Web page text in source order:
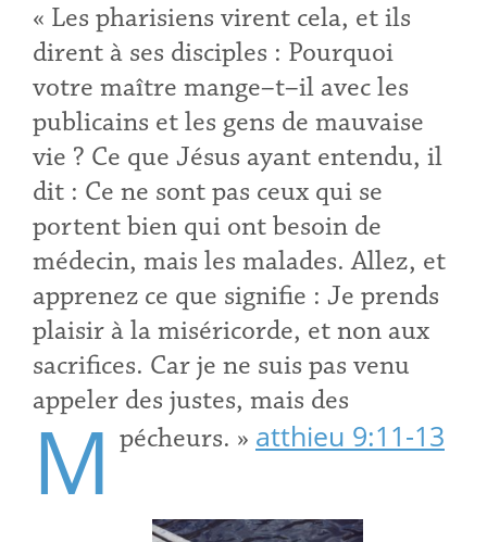
« Les pharisiens virent cela, et ils
dirent à ses disciples : Pourquoi
votre maître mange–t–il avec les
publicains et les gens de mauvaise
vie ? Ce que Jésus ayant entendu, il
dit : Ce ne sont pas ceux qui se
portent bien qui ont besoin de
médecin, mais les malades. Allez, et
apprenez ce que signifie : Je prends
plaisir à la miséricorde, et non aux
sacrifices. Car je ne suis pas venu
appeler des justes, mais des
pécheurs. »
M atthieu 9:11-13